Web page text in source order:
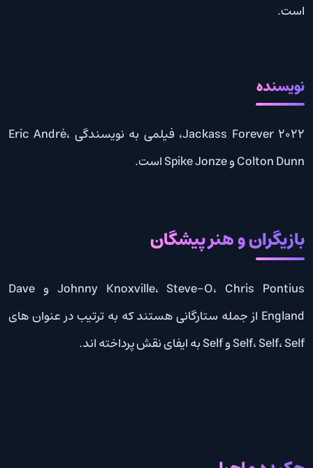
است.
نویسنده
Jackass Forever 2022، فیلمی به نویسندگی Eric André،
Colton Dunn و Spike Jonze است.
بازیگران و هنر پیشگان
Johnny Knoxville، Steve-O، Chris Pontius و Dave
England از جمله ستارگانی هستند که به ترتیب در عنوان های
Self، Self، Self و Self به ایفای نقش پرداخته اند.